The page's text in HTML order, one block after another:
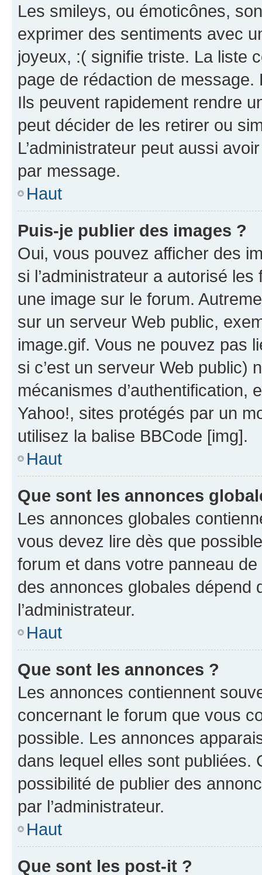
Les smileys, ou émoticônes,
exprimer des sentiments avec
joyeux, :( signifie triste. La liste
page de rédaction de
Ils peuvent rapidement rendre
peut décider de les retirer ou
L’administrateur peut aussi
par message.
Haut
Puis-je publier des images ?
Oui, vous pouvez afficher des
si l’administrateur a autorisé
une image sur le forum.
sur un serveur Web public,
image.gif. Vous ne pouvez pas
si c’est un serveur Web public)
mécanismes d’authentification,
Yahoo!, sites protégés par un
utilisez la balise BBCode [img].
Haut
Que sont les annonces
Les annonces globales
vous devez lire dès que
forum et dans votre panneau
des annonces globales dépend
l’administrateur.
Haut
Que sont les annonces ?
Les annonces contiennent
concernant le forum que vous
possible. Les annonces
dans lequel elles sont publiées.
possibilité de publier des
par l’administrateur.
Haut
Que sont les post-it ?